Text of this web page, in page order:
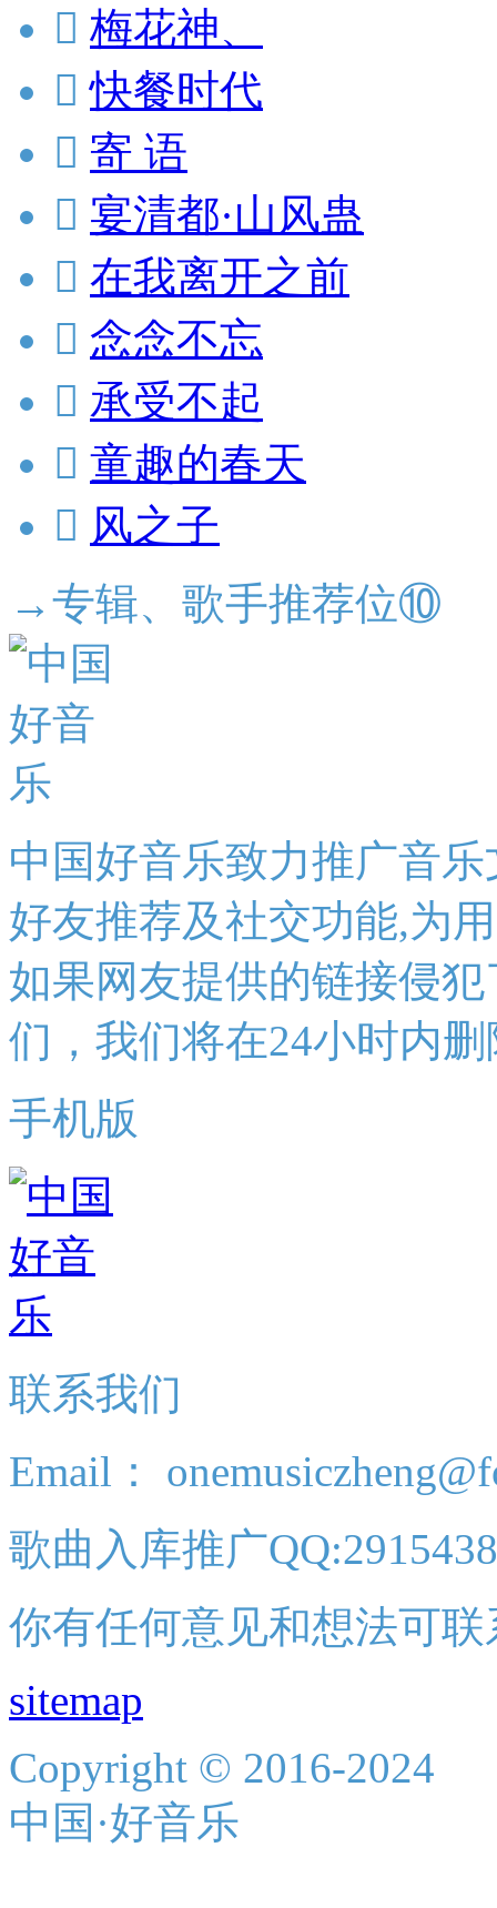
 梅花神、
 快餐时代
 寄 语
 宴清都·山风蛊
 在我离开之前
 念念不忘
 承受不起
 童趣的春天
 风之子
→专辑、歌手推荐位⑩
中国好音乐致力推广音
好友推荐及社交功能,为
如果网友提供的链接侵
们，我们将在24小时内
手机版
联系我们
Email：
歌曲入库推广
你有任何意见和想法可
sitemap
Copyright © 2016-2024
中国·好音乐